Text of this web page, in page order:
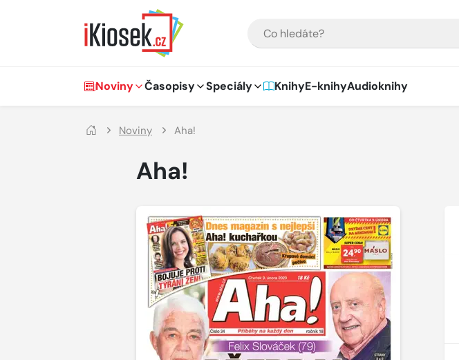
Hlavní navigace
Noviny Časopisy Speciály KnihyE-knihyAudioknihy
Noviny Aha!
Aha!